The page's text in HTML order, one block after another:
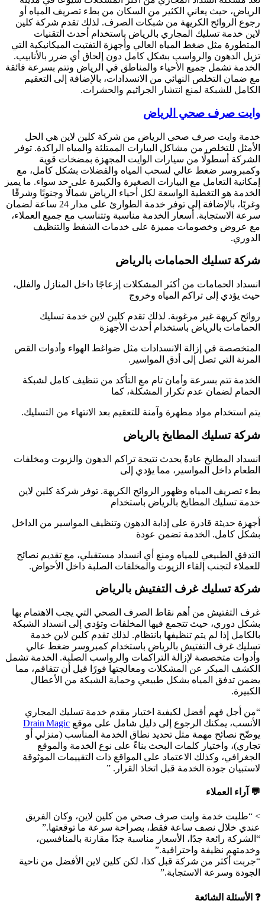
الرياض، حيث يعاني الكثير من السكان من بطء تصريف المياه أو
رجوع الروائح الكريهة من شبكات الصرف. لذلك تقدم شركة كلين
لاين خدمة تسليك المجاري بالرياض باستخدام أحدث التقنيات
المتطورة مثل ضغط المياه العالي وأجهزة التفتيت الميكانيكية التي
تزيل الدهون والرواسب بشكل كامل دون إلحاق أي ضرر بالأنابيب.
الخدمة تشمل جميع الأحياء والمناطق في الرياض وتتم بسرعة فائقة
مع ضمان التخلص النهائي من الانسدادات، بالإضافة إلى التعقيم
الكامل للشبكة لمنع انتشار الجراثيم والحشرات.
وايت صرف صحي الرياض
خدمة وايت صرف صحي الرياض من شركة كلين لاين هي الحل
الأمثل للتخلص من مشاكل البيارات الممتلئة والمياه الراكدة. توفر
الشركة أسطولًا من سيارات الوايت المجهزة بمضخات قوية
وكمبروسر ضغط عالي لسحب المياه والفضلات بشكل كامل، مع
إمكانية التعامل مع البيارات الصغيرة والكبيرة على حد سواء. ما يميز
الخدمة هو التغطية الواسعة لكل أحياء الرياض شمالًا وجنوبًا وشرقًا
وغربًا، بالإضافة إلى توفر خدمة الطوارئ على مدار 24 ساعة لضمان
سرعة الاستجابة. أسعار الخدمة مناسبة وتتناسب مع جميع العملاء،
مع عروض وخصومات مميزة على خدمات الشفط والتنظيف
الدوري.
شركة تسليك الحمامات بالرياض
انسداد الحمامات من أكثر المشكلات إزعاجًا داخل المنازل والفلل،
حيث يؤدي إلى تراكم المياه وخروج
روائح كريهة غير مرغوبة. لذلك تقدم كلين لاين خدمة تسليك
الحمامات بالرياض باستخدام أحدث الأجهزة
المتخصصة في إزالة الانسدادات مثل ضواغط الهواء وأدوات القص
المرنة التي تصل إلى أدق المواسير.
الخدمة تتم بسرعة وأمان تام مع التأكد من تنظيف كامل لشبكة
الحمام لضمان عدم تكرار المشكلة، كما
يتم استخدام مواد مطهرة وآمنة للتعقيم بعد الانتهاء من التسليك.
شركة تسليك المطابخ بالرياض
انسداد المطابخ عادةً يحدث نتيجة تراكم الدهون والزيوت ومخلفات
الطعام داخل المواسير، مما يؤدي إلى
بطء تصريف المياه وظهور الروائح الكريهة. توفر شركة كلين لاين
خدمة تسليك المطابخ بالرياض باستخدام
أجهزة حديثة قادرة على إذابة الدهون وتنظيف المواسير من الداخل
بشكل كامل. الخدمة تضمن عودة
التدفق الطبيعي للمياه ومنع أي انسداد مستقبلي، مع تقديم نصائح
للعملاء لتجنب إلقاء الزيوت والمخلفات الصلبة داخل الأحواض.
شركة تسليك غرف التفتيش بالرياض
غرف التفتيش من أهم نقاط الصرف الصحي التي يجب الاهتمام بها
بشكل دوري، حيث تتجمع فيها المخلفات وتؤدي إلى انسداد الشبكة
بالكامل إذا لم يتم تنظيفها بانتظام. لذلك تقدم كلين لاين خدمة
تسليك غرف التفتيش بالرياض باستخدام كمبروسر ضغط عالي
وأدوات متخصصة لإزالة التراكمات والرواسب الصلبة. الخدمة تشمل
الكشف المبكر عن المشكلات ومعالجتها فورًا قبل أن تتفاقم، مما
يضمن تدفق المياه بشكل طبيعي وحماية الشبكة من الأعطال
الكبيرة.
“من أجل فهم أفضل لكيفية اختيار مقدم خدمة تسليك المجاري
الأنسب، يمكنك الرجوع إلى دليل شامل على موقع Drain Magic
يوضّح نصائح مهمة مثل تحديد نطاق الخدمة المناسب (منزلي أو
تجاري)، واختيار كلمات البحث بناءً على نوع الخدمة والموقع
الجغرافي، وكذلك الاعتماد على المواقع ذات التقييمات الموثوقة
لاستبيان جودة الخدمة قبل اتخاذ القرار. ”
💬 آراء العملاء
> “طلبت خدمة وايت صرف صحي من كلين لاين، وكان الفريق
عندي خلال نصف ساعة فقط، بصراحة سرعة ما توقعتها.”
“الشركة رائعة جدًا، الأسعار مناسبة جدًا مقارنة بالمنافسين،
وخدمتهم نظيفة واحترافية.”
“جربت أكثر من شركة قبل كذا، لكن كلين لاين الأفضل من ناحية
الجودة وسرعة الاستجابة.”
❓ الأسئلة الشائعة